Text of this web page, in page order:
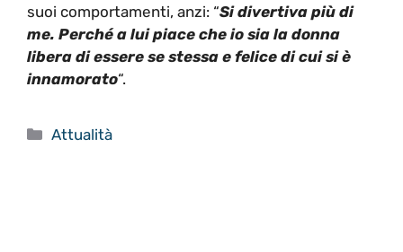
suoi comportamenti, anzi: “Si divertiva più di
me. Perché a lui piace che io sia la donna
libera di essere se stessa e felice di cui si è
innamorato“.
Categorie
Attualità